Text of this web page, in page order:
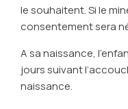
le souhaitent. Si le
consentement sera
A sa naissance,
jours suivant
naissance.